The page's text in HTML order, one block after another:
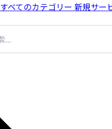
すべてのカテゴリー 新規サー